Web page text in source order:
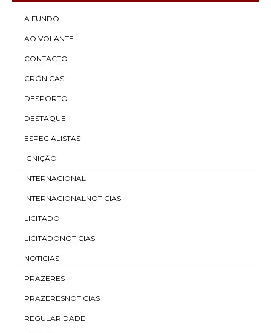
A FUNDO
AO VOLANTE
CONTACTO
CRÓNICAS
DESPORTO
DESTAQUE
ESPECIALISTAS
IGNIÇÃO
INTERNACIONAL
INTERNACIONALNOTICIAS
LICITADO
LICITADONOTICIAS
NOTICIAS
PRAZERES
PRAZERESNOTICIAS
REGULARIDADE